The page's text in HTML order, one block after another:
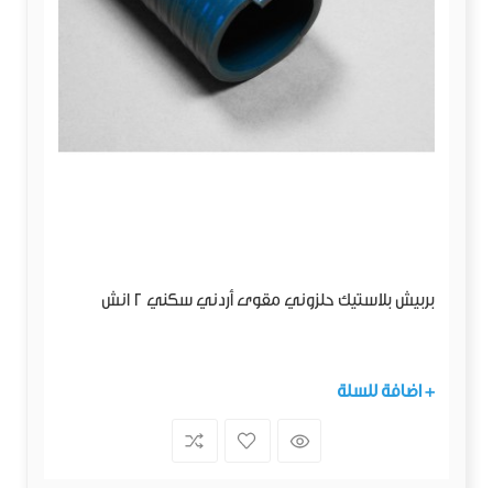
بربيش بلاستيك حلزوني مقوى أردني سكني 2 انش
+ اضافة للسلة